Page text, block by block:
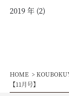
2019 年 (2)
HOME
【11月号】